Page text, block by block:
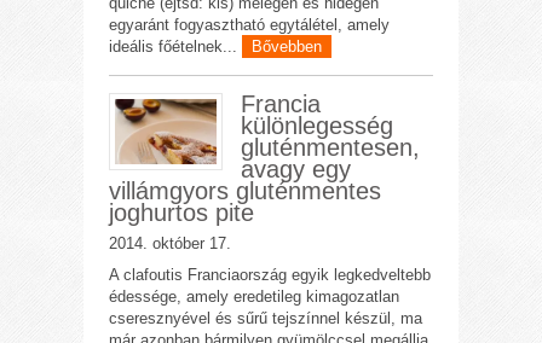
egyaránt fogyasztható egytálétel, amely
ideális főételnek...
Bővebben
Francia
különlegesség
gluténmentesen,
avagy egy
villámgyors gluténmentes
joghurtos pite
2014. október 17.
A clafoutis Franciaország egyik legkedveltebb
édessége, amely eredetileg kimagozatlan
cseresznyével és sűrű tejszínnel készül, ma